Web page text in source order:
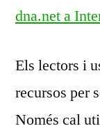
dna.net a
Els lectors i
recursos per
Només cal